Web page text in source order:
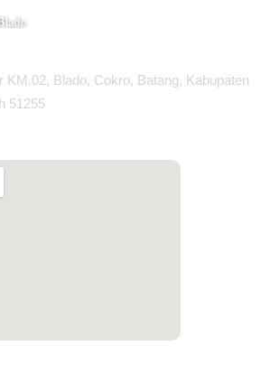
KM.02, Blado, Cokro, Batang, Kabupaten
51255